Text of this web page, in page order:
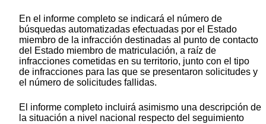
En el informe completo se indicará el número de
búsquedas automatizadas efectuadas por el Estado
miembro de la infracción destinadas al punto de contacto
del Estado miembro de matriculación, a raíz de
infracciones cometidas en su territorio, junto con el tipo
de infracciones para las que se presentaron solicitudes y
el número de solicitudes fallidas.
El informe completo incluirá asimismo una descripción de
la situación a nivel nacional respecto del seguimiento